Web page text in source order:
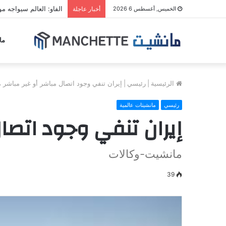
الخميس, أغسطس 6 2026 أخبار عاجلة الفاو: العالم سيواجه
الرئيسية رئيسي إيران تنفي وجود اتصال مباشر أو غير مباشر
رئيسي مانشيتات عالمية
إيران تنفي وجود
مانشيت-وكالات
39